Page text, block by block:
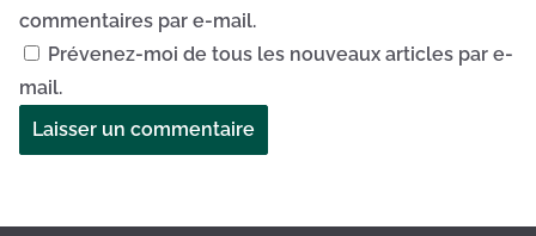
commentaires par e-mail.
Prévenez-moi de tous les nouveaux articles par e-
mail.